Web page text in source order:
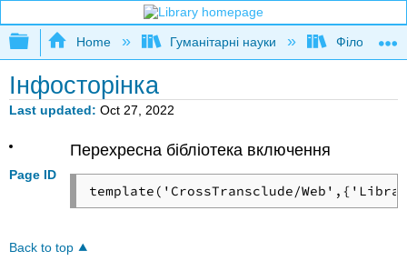
Expand/collapse global hierarchy
Home Гуманітарні науки Філософія
Інфосторінка
Last updated Oct 27, 2022
Page ID
Перехресна бібліотека включення
template('CrossTransclude/
Back to top